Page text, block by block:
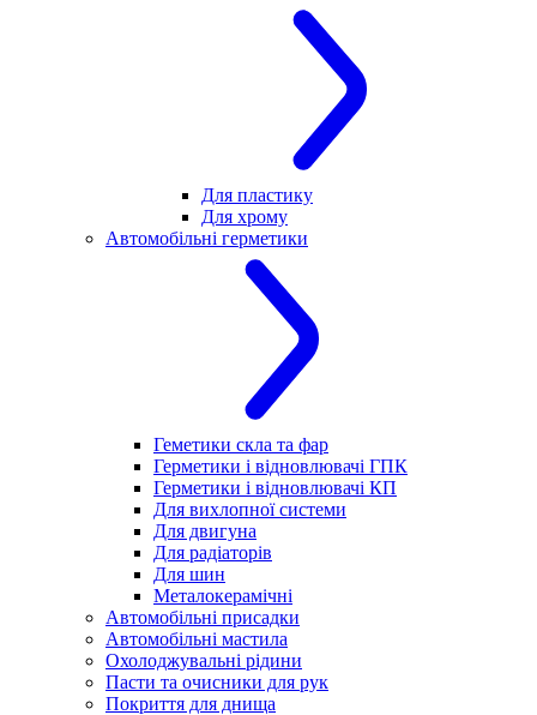
Для пластику
Для хрому
Автомобільні герметики
Геметики скла та фар
Герметики і відновлювачі ГПК
Герметики і відновлювачі КП
Для вихлопної системи
Для двигуна
Для радіаторів
Для шин
Металокерамічні
Автомобільні присадки
Автомобільні мастила
Охолоджувальні рідини
Пасти та очисники для рук
Покриття для днища